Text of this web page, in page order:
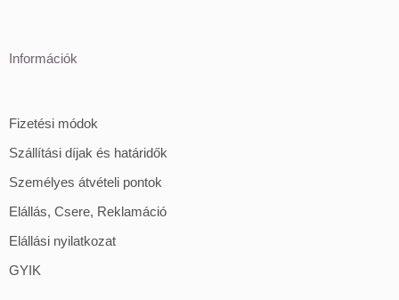
Információk
Fizetési módok
Szállítási díjak és határidők
Személyes átvételi pontok
Elállás, Csere, Reklamáció
Elállási nyilatkozat
GYIK